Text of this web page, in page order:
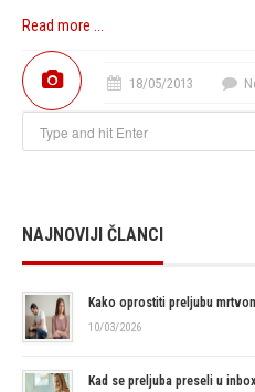
Read more ...
18/05/2013
NAJNOVIJI ČLANCI
Kako oprostiti preljubu
10/03/2026
Kad se preljuba preseli u inbox